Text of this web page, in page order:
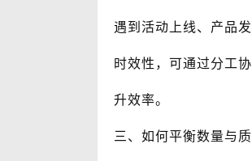
遇到活动上线、产品
时效性，可通过分工
升效率。
三、如何平衡数量与质